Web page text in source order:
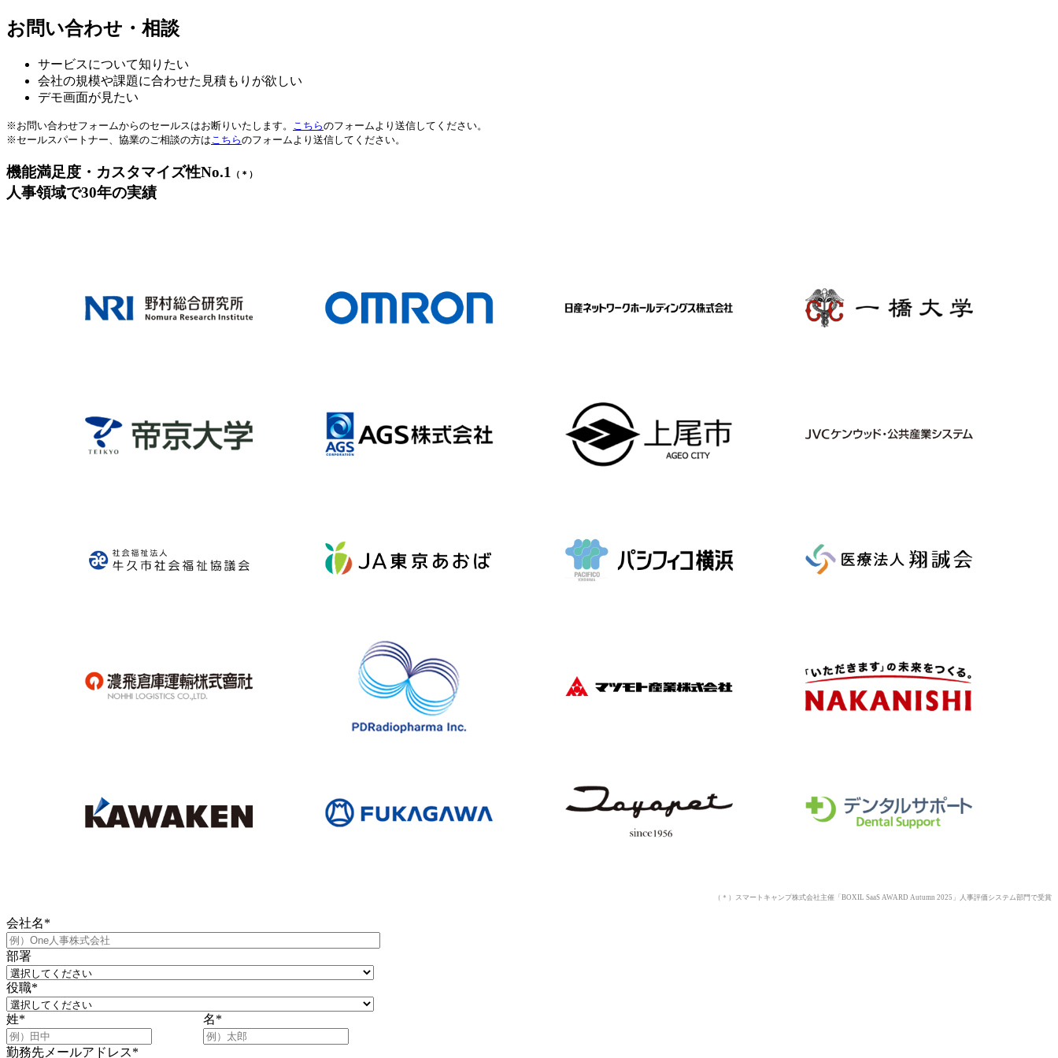
お問い合わせ・相談
サービスについて知りたい
会社の規模や課題に合わせた見積もりが欲しい
デモ画面が見たい
※お問い合わせフォームからのセールスはお断りいたします。 こちらのフォームより送信してください。
※セールスパートナー、協業のご相談の方は こちらのフォームより送信してください。
機能満足度・カスタマイズ性No.1 （＊）
人事領域で30年の実績
（＊）スマートキャンプ株式会社主催「BOXIL SaaS AWARD Autumn 2025」人事評価システム部門で受賞
会社名*
部署
役職*
姓* 名*
勤務先メールアドレス*